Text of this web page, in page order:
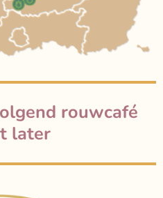
rouwcafé
later